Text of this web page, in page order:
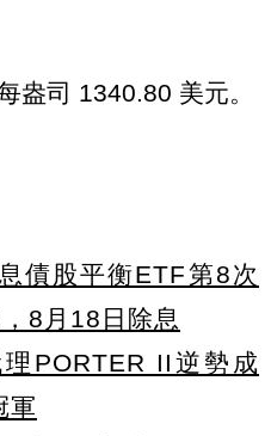
盎司 1340.80 美元。
債股平衡ETF第8次
8月18日除息
PORTER II逆勢成
軍